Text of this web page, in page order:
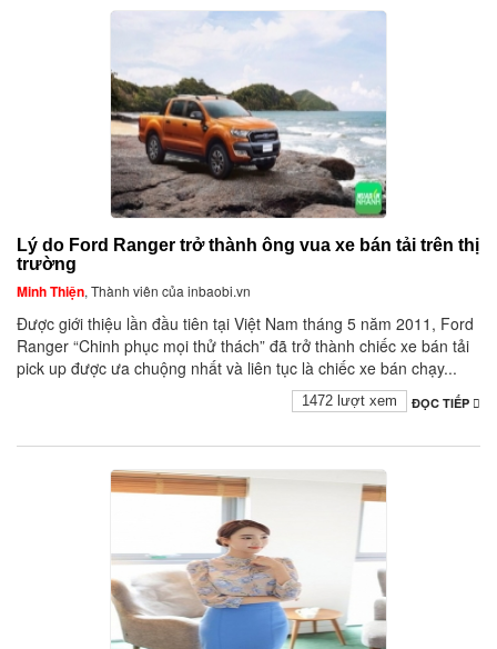
Lý do Ford Ranger trở thành ông vua xe bán tải trên thị
trường
Minh Thiện, Thành viên của inbaobi.vn
Được giới thiệu lần đầu tiên tại Việt Nam tháng 5 năm 2011, Ford
Ranger “Chinh phục mọi thử thách” đã trở thành chiếc xe bán tải
pick up được ưa chuộng nhất và liên tục là chiếc xe bán chạy...
ĐỌC TIẾP
1472 lượt xem